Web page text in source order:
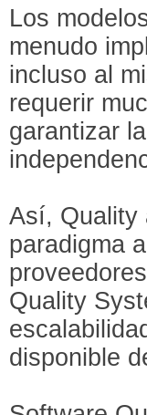
Los
menudo
incluso al
requerir
garantizar
Así, Quality
paradigma
Quality
disponible